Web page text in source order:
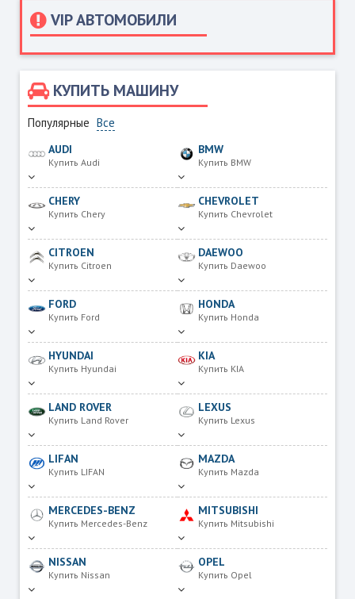
VIP АВТОМОБИЛИ
КУПИТЬ МАШИНУ
Популярные Все
AUDI
Купить Audi
BMW
Купить BMW
CHERY
Купить Chery
CHEVROLET
Купить Chevrolet
CITROEN
Купить Citroen
DAEWOO
Купить Daewoo
FORD
Купить Ford
HONDA
Купить Honda
HYUNDAI
Купить Hyundai
KIA
Купить KIA
LAND ROVER
Купить Land Rover
LEXUS
Купить Lexus
LIFAN
Купить LIFAN
MAZDA
Купить Mazda
MERCEDES-BENZ
Купить Mercedes-Benz
MITSUBISHI
Купить Mitsubishi
NISSAN
Купить Nissan
OPEL
Купить Opel